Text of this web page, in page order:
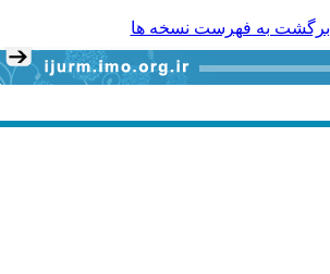
برگشت به فهرست نسخه ها